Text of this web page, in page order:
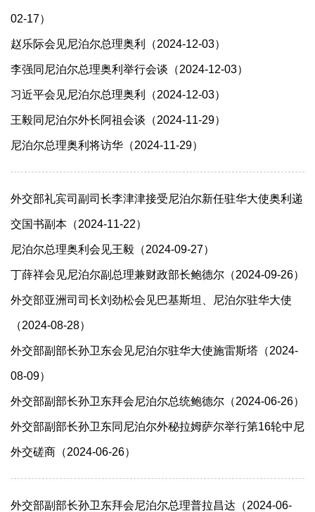
02-17）
赵乐际会见尼泊尔总理奥利（2024-12-03）
李强同尼泊尔总理奥利举行会谈（2024-12-03）
习近平会见尼泊尔总理奥利（2024-12-03）
王毅同尼泊尔外长阿祖会谈（2024-11-29）
尼泊尔总理奥利将访华（2024-11-29）
外交部礼宾司副司长李津津接受尼泊尔新任驻华大使奥利递
交国书副本（2024-11-22）
尼泊尔总理奥利会见王毅（2024-09-27）
丁薛祥会见尼泊尔副总理兼财政部长鲍德尔（2024-09-26）
外交部亚洲司司长刘劲松会见巴基斯坦、尼泊尔驻华大使
（2024-08-28）
外交部副部长孙卫东会见尼泊尔驻华大使施雷斯塔（2024-
08-09）
外交部副部长孙卫东拜会尼泊尔总统鲍德尔（2024-06-26）
外交部副部长孙卫东同尼泊尔外秘拉姆萨尔举行第16轮中尼
外交磋商（2024-06-26）
外交部副部长孙卫东拜会尼泊尔总理普拉昌达（2024-06-